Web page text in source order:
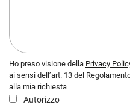
Ho preso visione della Privacy
ai sensi dell’art. 13 del
alla mia richiesta
Autorizzo